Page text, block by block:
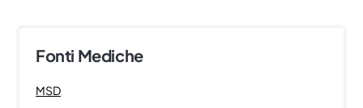
Fonti Mediche
MSD